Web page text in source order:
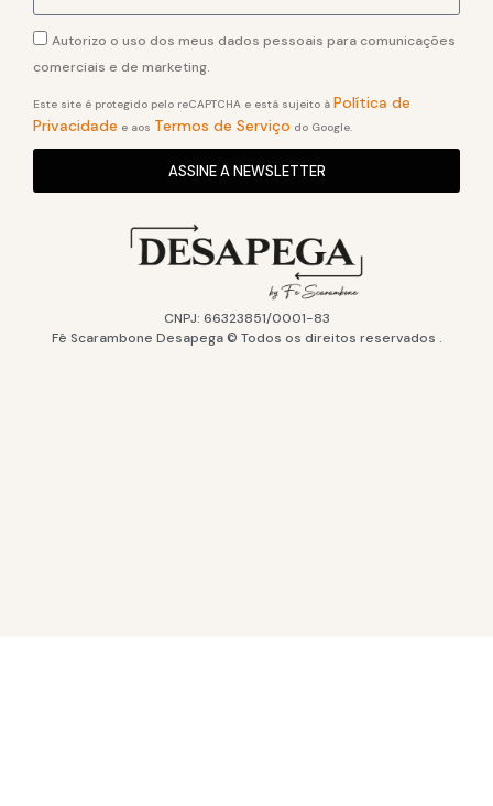
Autorizo o uso dos meus dados pessoais para comunicações
comerciais e de marketing.
Este site é protegido pelo reCAPTCHA e está sujeito à Política de
Privacidade e aos Termos de Serviço do Google.
ASSINE A NEWSLETTER
CNPJ: 66323851/0001-83
Fê Scarambone Desapega © Todos os direitos reservados .